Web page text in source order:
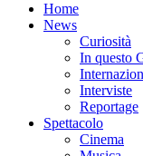
Home
News
Curiosità
In questo
Interviste
Reportage
Spettacolo
Cinema